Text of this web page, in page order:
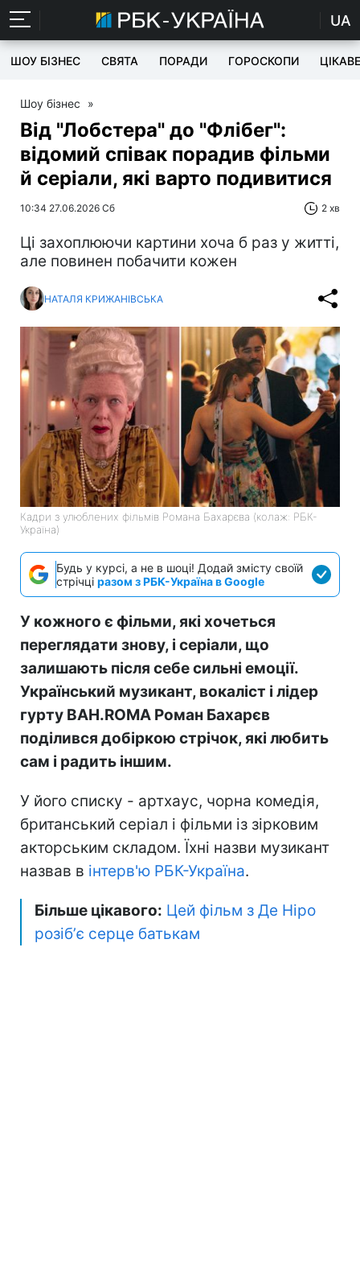
UA
ШОУ БІЗНЕС СВЯТА ПОРАДИ ГОРОСКОПИ ЦІКАВЕ
Шоу бізнес »
Від "Лобстера" до "Флібег":
відомий співак порадив фільми
й серіали, які варто подивитися
10:34 27.06.2026 Сб 2 хв
Ці захоплюючи картини хоча б раз у житті,
але повинен побачити кожен
НАТАЛЯ КРИЖАНІВСЬКА
Кадри з улюблених фільмів Романа Бахарєва (колаж: РБК-
Україна)
Будь у курсі, а не в шоці! Додай змісту своїй
стрічці разом з РБК-Україна в Google
У кожного є фільми, які хочеться
переглядати знову, і серіали, що
залишають після себе сильні емоції.
Український музикант, вокаліст і лідер
гурту BAH.ROMA Роман Бахарєв
поділився добіркою стрічок, які любить
сам і радить іншим.
У його списку - артхаус, чорна комедія,
британський серіал і фільми із зірковим
акторським складом. Їхні назви музикант
назвав в інтерв'ю РБК-Україна.
Більше цікавого: Цей фільм з Де Ніро
розібʼє серце батькам